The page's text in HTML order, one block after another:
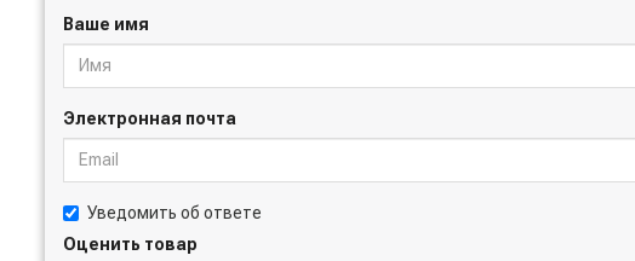
Ваше имя
Электронная почта
Уведомить об ответе
Оценить товар